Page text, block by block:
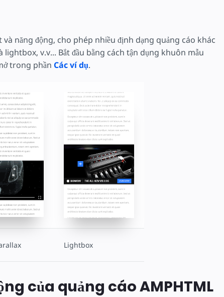
năng động, cho phép nhiều định dạng quảng cáo khác
v.v... Bắt đầu bằng cách tận dụng khuôn mẫu
trong phần Các ví dụ.
Lightbox
của quảng cáo AMPHTML